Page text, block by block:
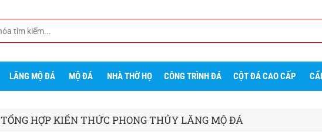
LĂNG MỘ ĐÁ MỘ ĐÁ NHÀ THỜ HỌ CÔNG TRÌNH ĐÁ CỘT ĐÁ CAO CẤP
TỔNG HỢP KIẾN THỨC PHONG THỦY LĂNG MỘ ĐÁ